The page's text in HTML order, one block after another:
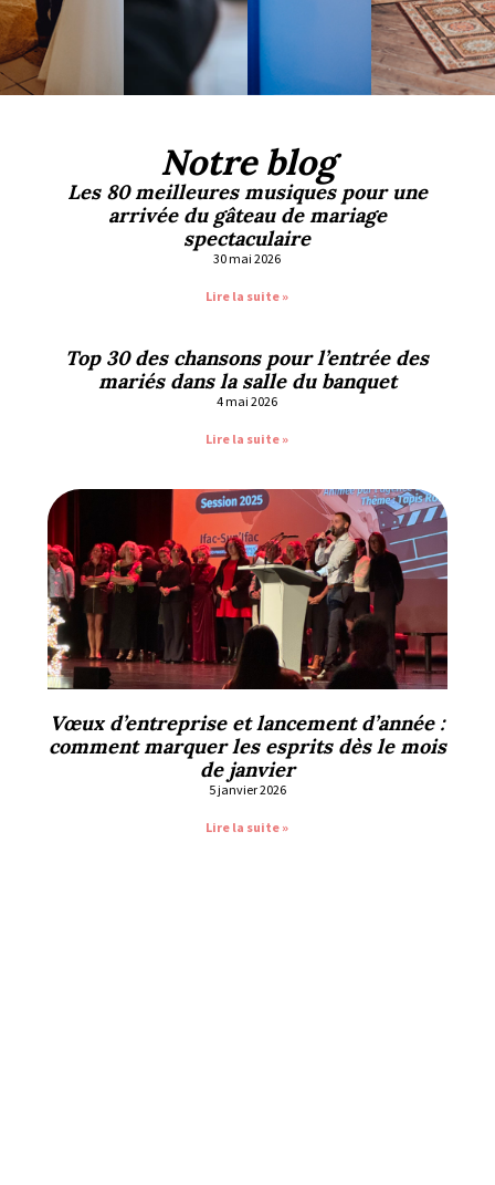
Notre blog
Les 80 meilleures musiques pour une
arrivée du gâteau de mariage
spectaculaire
30 mai 2026
Lire la suite »
Top 30 des chansons pour l’entrée des
mariés dans la salle du banquet
4 mai 2026
Lire la suite »
Vœux d’entreprise et lancement d’année :
comment marquer les esprits dès le mois
de janvier
5 janvier 2026
Lire la suite »